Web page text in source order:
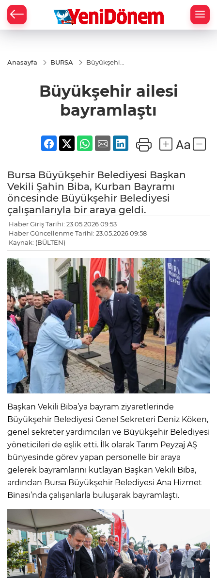
Anasayfa BURSA
Büyükşehir
Büyükşehir ailesi
bayramlaştı
Bursa Büyükşehir Belediyesi Başkan
Vekili Şahin Biba, Kurban Bayramı
öncesinde Büyükşehir Belediyesi
çalışanlarıyla bir araya geldi.
Haber Giriş Tarihi: 23.05.2026 09:53
Haber Güncellenme Tarihi: 23.05.2026 09:58
Kaynak: (BÜLTEN)
Başkan Vekili Biba’ya bayram ziyaretlerinde
Büyükşehir Belediyesi Genel Sekreteri Deniz Köken,
genel sekreter yardımcıları ve Büyükşehir Belediyesi
yöneticileri de eşlik etti. İlk olarak Tarım Peyzaj AŞ
bünyesinde görev yapan personelle bir araya
gelerek bayramlarını kutlayan Başkan Vekili Biba,
ardından Bursa Büyükşehir Belediyesi Ana Hizmet
Binası’nda çalışanlarla buluşarak bayramlaştı.